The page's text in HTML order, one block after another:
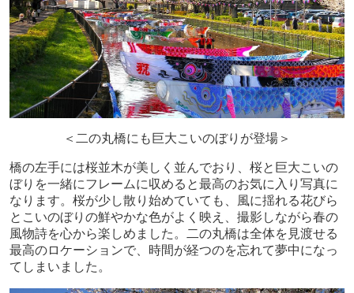
＜二の丸橋にも巨大こいのぼりが登場＞
橋の左手には桜並木が美しく並んでおり、桜と巨大こいの
ぼりを一緒にフレームに収めると最高のお気に入り写真に
なります。桜が少し散り始めていても、風に揺れる花びら
とこいのぼりの鮮やかな色がよく映え、撮影しながら春の
風物詩を心から楽しめました。二の丸橋は全体を見渡せる
最高のロケーションで、時間が経つのを忘れて夢中になっ
てしまいました。